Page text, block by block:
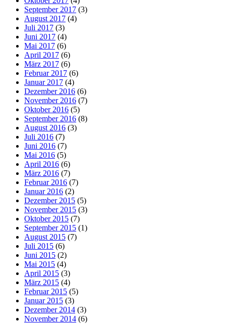
September 2017 (3)
August 2017 (4)
Juli 2017 (3)
Juni 2017 (4)
Mai 2017 (6)
April 2017 (6)
März 2017 (6)
Februar 2017 (6)
Januar 2017 (4)
Dezember 2016 (6)
November 2016 (7)
Oktober 2016 (5)
September 2016 (8)
August 2016 (3)
Juli 2016 (7)
Juni 2016 (7)
Mai 2016 (5)
April 2016 (6)
März 2016 (7)
Februar 2016 (7)
Januar 2016 (2)
Dezember 2015 (5)
November 2015 (3)
Oktober 2015 (7)
September 2015 (1)
August 2015 (7)
Juli 2015 (6)
Juni 2015 (2)
Mai 2015 (4)
April 2015 (3)
März 2015 (4)
Februar 2015 (5)
Januar 2015 (3)
Dezember 2014 (3)
November 2014 (6)